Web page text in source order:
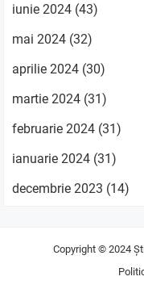
iunie 2024 (43)
mai 2024 (32)
aprilie 2024 (30)
martie 2024 (31)
februarie 2024 (31)
ianuarie 2024 (31)
decembrie 2023 (14)
Copyright © 2024